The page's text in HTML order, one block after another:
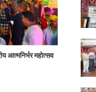
आत्मनिर्भर महोत्सव